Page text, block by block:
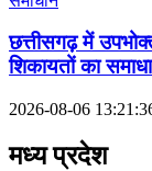
छत्तीसगढ़ में
शिकायतों का
2026-08-06
मध्य प्रदेश